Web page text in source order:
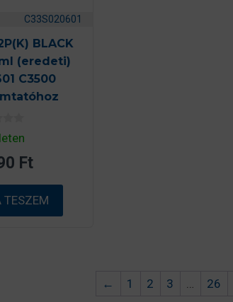
C33S020601
BLACK
(eredeti)
C3500
Ft
TESZEM
← 1 2 3 26